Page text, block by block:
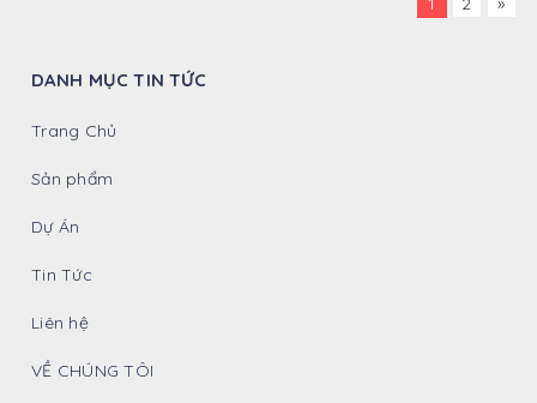
DANH MỤC TIN TỨC
Trang Chủ
Sản phẩm
Dự Án
Tin Tức
Liên hệ
VỀ CHÚNG TÔI